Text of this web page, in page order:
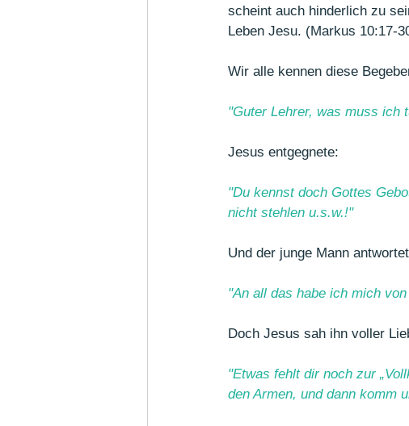
scheint auch hinderlich zu
Leben Jesu. (Markus 10:17-
Wir alle kennen diese
"Guter Lehrer, was muss ich
Jesus entgegnete:
"Du kennst doch Gottes
nicht stehlen u.s.w.!"
Und der junge Mann
"An all das habe ich mich
Doch Jesus sah ihn voller
"Etwas fehlt dir noch zur
den Armen, und dann komm